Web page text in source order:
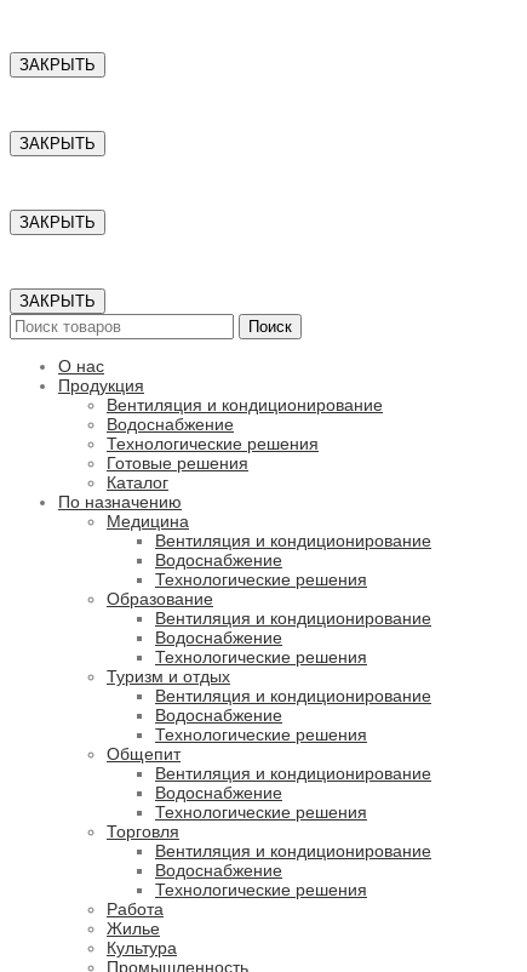
ЗАКРЫТЬ
ЗАКРЫТЬ
ЗАКРЫТЬ
ЗАКРЫТЬ
Поиск
О нас
Продукция
Вентиляция и кондиционирование
Водоснабжение
Технологические решения
Готовые решения
Каталог
По назначению
Медицина
Вентиляция и кондиционирование
Водоснабжение
Технологические решения
Образование
Вентиляция и кондиционирование
Водоснабжение
Технологические решения
Туризм и отдых
Вентиляция и кондиционирование
Водоснабжение
Технологические решения
Общепит
Вентиляция и кондиционирование
Водоснабжение
Технологические решения
Торговля
Вентиляция и кондиционирование
Водоснабжение
Технологические решения
Работа
Жилье
Культура
Промышленность